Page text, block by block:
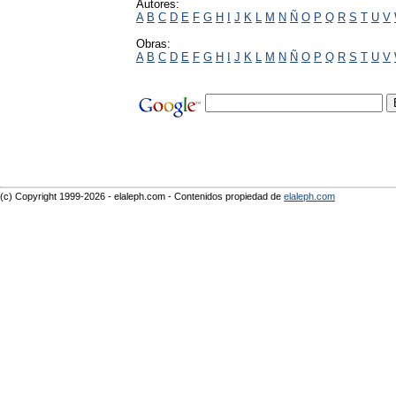
Autores:
A B C D E F G H I J K L M N Ñ O P Q R S T U V
Obras:
A B C D E F G H I J K L M N Ñ O P Q R S T U V
(c) Copyright 1999-2026 - elaleph.com - Contenidos propiedad de elaleph.com